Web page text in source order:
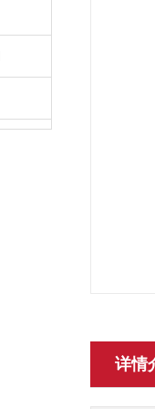
详情